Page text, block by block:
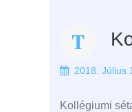
2018. Július
Kollégiumi